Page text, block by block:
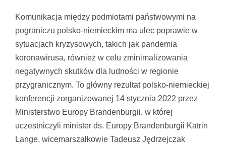
większy
obrazek
Komunikacja między podmiotami państwowymi na
pograniczu polsko-niemieckim ma ulec poprawie w
sytuacjach kryzysowych, takich jak pandemia
koronawirusa, również w celu zminimalizowania
negatywnych skutków dla ludności w regionie
przygranicznym. To główny rezultat polsko-niemieckiej
konferencji zorganizowanej 14 stycznia 2022 przez
Ministerstwo Europy Brandenburgii, w której
uczestniczyli minister ds. Europy Brandenburgii Katrin
Lange, wicemarszałkowie Tadeusz Jędrzejczak